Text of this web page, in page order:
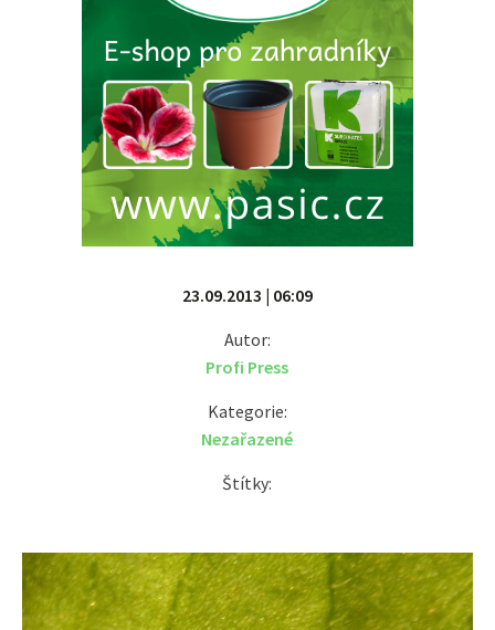
23.09.2013 | 06:09
Autor:
Profi Press
Kategorie:
Nezařazené
Štítky: